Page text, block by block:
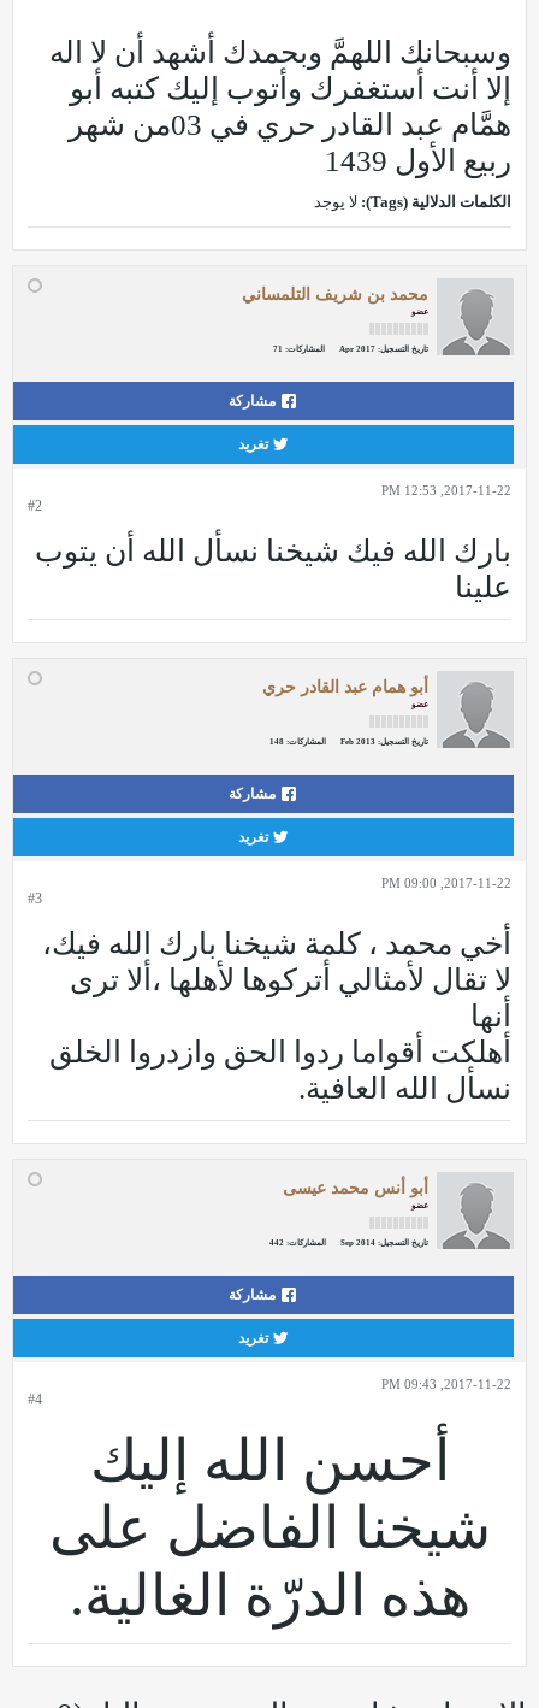
وسبحانك اللهمَّ وبحمدك أشهد أن لا اله
إلا أنت أستغفرك وأتوب إليك كتبه أبو
همَّام عبد القادر حري في 03من شهر
ربيع الأول 1439
الكلمات الدلالية (Tags): لا يوجد
محمد بن شريف التلمساني
عضو
تاريخ التسجيل: Apr 2017 المشاركات: 71
مشاركة
تغريد
#2
2017-11-22, 12:53 PM
بارك الله فيك شيخنا نسأل الله أن يتوب
علينا
أبو همام عبد القادر حري
عضو
تاريخ التسجيل: Feb 2013 المشاركات: 148
مشاركة
تغريد
#3
2017-11-22, 09:00 PM
أخي محمد ، كلمة شيخنا بارك الله فيك،
لا تقال لأمثالي أتركوها لأهلها ،ألا ترى
أنها
أهلكت أقواما ردوا الحق وازدروا الخلق
نسأل الله العافية.
أبو أنس محمد عيسى
عضو
تاريخ التسجيل: Sep 2014 المشاركات: 442
مشاركة
تغريد
#4
2017-11-22, 09:43 PM
أحسن الله إليك
شيخنا الفاضل على
هذه الدرّة الغالية.